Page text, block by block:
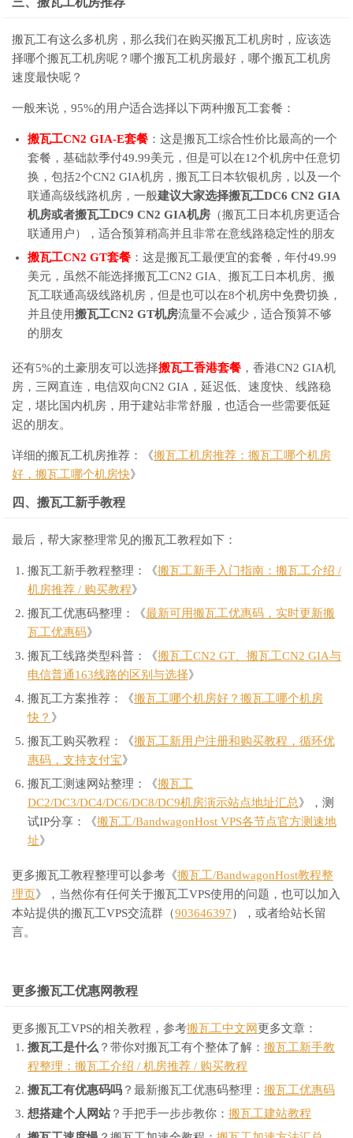
搬瓦工有这么多机房，那么我们在购买搬瓦工机房时，应该选
择哪个搬瓦工机房呢？哪个搬瓦工机房最好，哪个搬瓦工机房
速度最快呢？
一般来说，95%的用户适合选择以下两种搬瓦工套餐：
搬瓦工CN2 GIA-E套餐 ：这是搬瓦工综合性价比最高的一个
套餐，基础款季付49.99美元，但是可以在12个机房中任意切
换，包括2个CN2 GIA机房，搬瓦工日本软银机房，以及一个
联通高级线路机房，一般建议大家选择搬瓦工DC6 CN2 GIA
机房或者搬瓦工DC9 CN2 GIA机房 （搬瓦工日本机房更适合
联通用户），适合预算稍高并且非常在意线路稳定性的朋友
搬瓦工CN2 GT套餐 ：这是搬瓦工最便宜的套餐，年付49.99
美元，虽然不能选择搬瓦工CN2 GIA、搬瓦工日本机房、搬
瓦工联通高级线路机房，但是也可以在8个机房中免费切换，
并且使用搬瓦工CN2 GT机房流量不会减少，适合预算不够
的朋友
还有5%的土豪朋友可以选择搬瓦工香港套餐 ，香港CN2 GIA机
房，三网直连，电信双向CN2 GIA，延迟低、速度快、线路稳
定，堪比国内机房，用于建站非常舒服，也适合一些需要低延
迟的朋友。
详细的搬瓦工机房推荐：《搬瓦工机房推荐：搬瓦工哪个机房
好，搬瓦工哪个机房快》
四、搬瓦工新手教程
最后，帮大家整理常见的搬瓦工教程如下：
搬瓦工新手教程整理：《搬瓦工新手入门指南：搬瓦工介绍 /
机房推荐 / 购买教程》
搬瓦工优惠码整理：《最新可用搬瓦工优惠码，实时更新搬
瓦工优惠码》
搬瓦工线路类型科普：《搬瓦工CN2 GT、搬瓦工CN2 GIA与
电信普通163线路的区别与选择》
搬瓦工方案推荐：《搬瓦工哪个机房好？搬瓦工哪个机房
快？ 》
搬瓦工购买教程：《搬瓦工新用户注册和购买教程，循环优
惠码，支持支付宝》
搬瓦工测速网站整理：《搬瓦工
DC2/DC3/DC4/DC6/DC8/DC9机房演示站点地址汇总》，测
试IP分享：《搬瓦工/BandwagonHost VPS各节点官方测速地
址》
更多搬瓦工教程整理可以参考《搬瓦工/BandwagonHost教程整
理页》，当然你有任何关于搬瓦工VPS使用的问题，也可以加入
本站提供的搬瓦工VPS交流群（903646397），或者给站长留
言。
更多搬瓦工优惠网教程
更多搬瓦工VPS的相关教程，参考搬瓦工中文网 更多文章：
搬瓦工是什么 ？带你对搬瓦工有个整体了解： 搬瓦工新手教
程整理：搬瓦工介绍 / 机房推荐 / 购买教程
搬瓦工有优惠码吗 ？最新搬瓦工优惠码整理： 搬瓦工优惠码
想搭建个人网站？手把手一步步教你： 搬瓦工建站教程